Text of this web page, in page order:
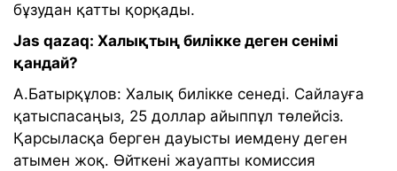
бұзудан қатты қорқады.
Jas qazaq: Халықтың билікке деген сенімі
қандай?
А.Батырқұлов: Халық билікке сенеді. Сайлауға
қатыспасаңыз, 25 доллар айыппұл төлейсіз.
Қарсыласқа берген дауысты иемдену деген
атымен жоқ. Өйткені жауапты комиссия